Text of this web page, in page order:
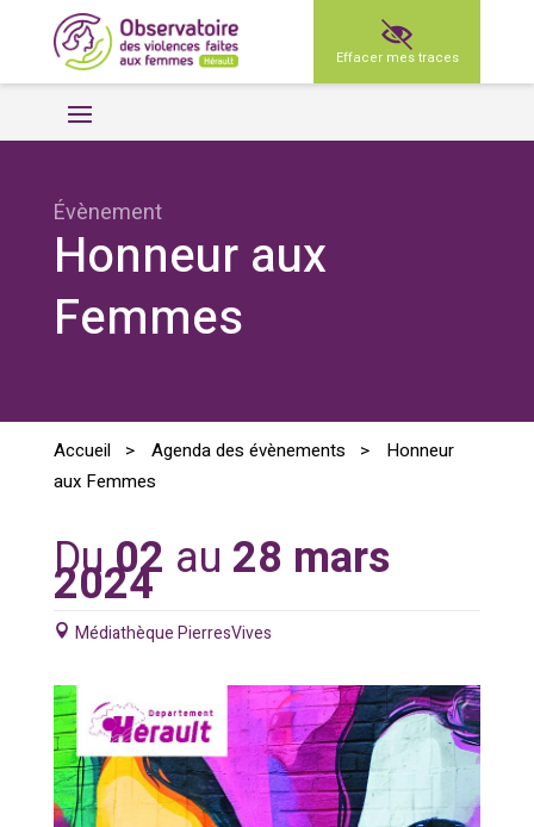
Effacer mes traces
Évènement
Honneur aux
Femmes
Accueil > Agenda des évènements >
Honneur
aux Femmes
Du02 au 28 mars
2024
Médiathèque PierresVives